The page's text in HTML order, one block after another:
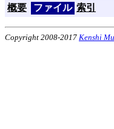
概要 ファイル 索引
Copyright 2008-2017 Kenshi